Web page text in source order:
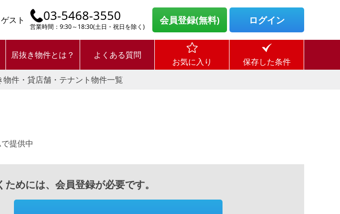
ゲスト 03-5468-3550
営業時間：9:30～18:30(土日・祝日を除く)
会員登録(無料) ログイン
居抜き物件とは？ よくある質問
お気に入り
保存した条件
物件・貸店舗・テナント物件一覧
提供中
めには、会員登録が必要です。